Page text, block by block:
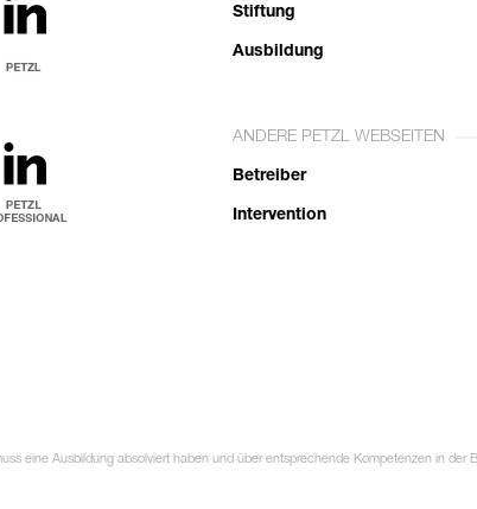
Stiftung
Ausbildung
ANDERE PETZL WEBSEITEN
Betreiber
Intervention
eine Ausbildung absolviert haben und über entsprechende Kompetenzen in der